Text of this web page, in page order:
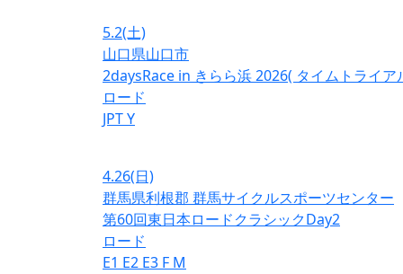
5.2(土)
山口県山口市
2daysRace in きらら浜 2026( タイムトライア
ロード
JPTY
4.26(日)
群馬県利根郡 群馬サイクルスポーツセンター
第60回東日本ロードクラシックDay2
ロード
E1 E2 E3 F M